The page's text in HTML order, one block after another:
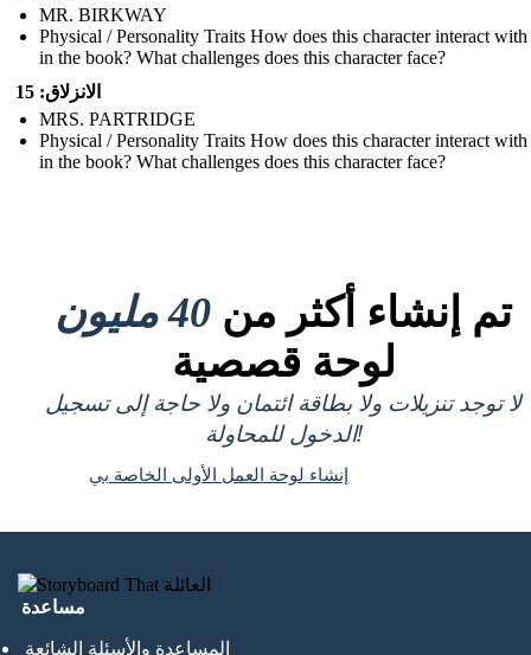
MR. BIRKWAY
Physical / Personality Traits How does this character interact with
in the book? What challenges does this character face?
الانزلاق: 15
MRS. PARTRIDGE
Physical / Personality Traits How does this character interact with
in the book? What challenges does this character face?
تم إنشاء أكثر من 40 مليون
لوحة قصصية
لا توجد تنزيلات ولا بطاقة ائتمان ولا حاجة إلى تسجيل
الدخول للمحاولة!
إنشاء لوحة العمل الأولى الخاصة بي
مساعدة
المساعدة والأسئلة الشائعة